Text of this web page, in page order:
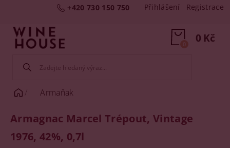
+420 730 150 750 Přihlášení Registrace
0 Kč
0
Armaňak
Armagnac Marcel Trépout, Vintage
1976, 42%, 0,7l